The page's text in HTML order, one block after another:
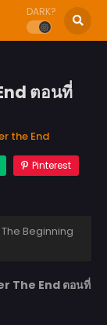
DARK?
ตอนที่
the End
Pinterest
The Beginning
The End ตอนที่